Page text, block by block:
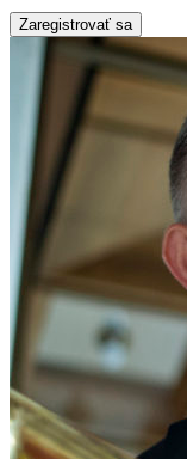
Zaregistrovať sa